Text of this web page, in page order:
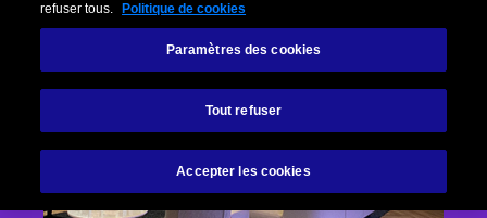
refuser tous.
Politique de cookies
Paramètres des cookies
Tout refuser
Accepter les cookies